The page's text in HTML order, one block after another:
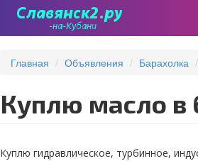
основному
Главная Объявления Барахолка
Куплю масло в
Куплю гидравлическое, турбинное,